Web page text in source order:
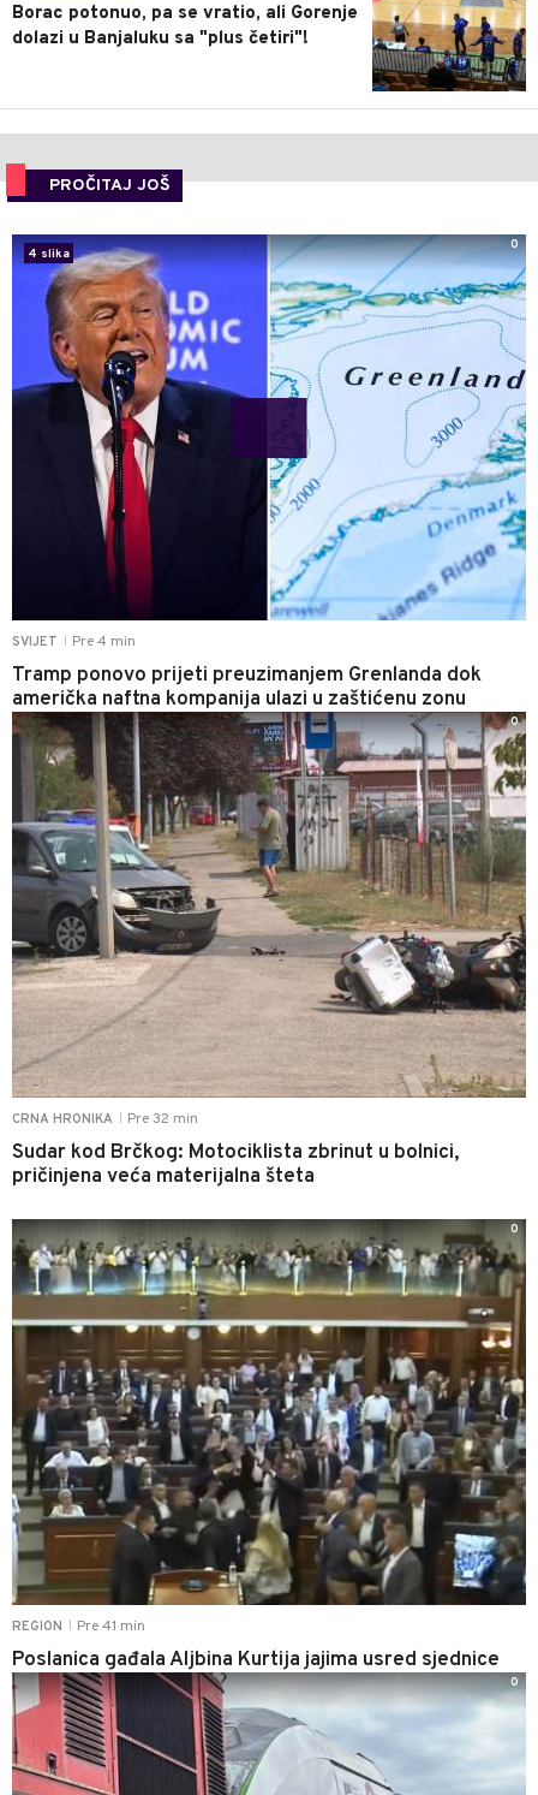
Borac potonuo, pa se vratio, ali Gorenje
dolazi u Banjaluku sa "plus četiri"!
PROČITAJ JOŠ
SVIJET Pre 4 min
Tramp ponovo prijeti preuzimanjem Grenlanda dok
američka naftna kompanija ulazi u zaštićenu zonu
4 slika
0
CRNA HRONIKA Pre 32 min
Sudar kod Brčkog: Motociklista zbrinut u bolnici,
pričinjena veća materijalna šteta
0
REGION Pre 41 min
Poslanica gađala Aljbina Kurtija jajima usred sjednice
0
0